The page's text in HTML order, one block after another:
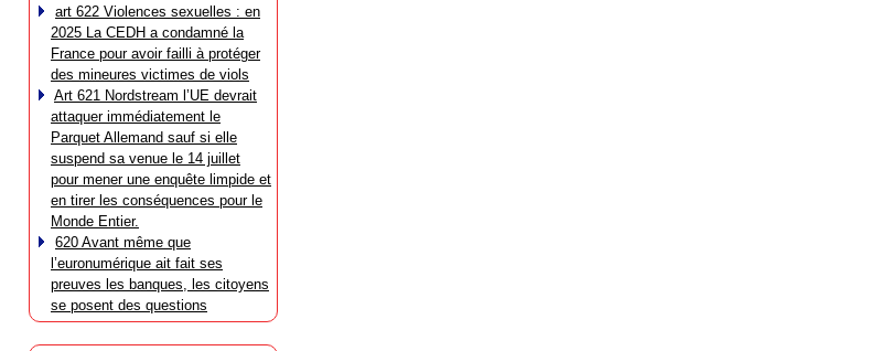
art 622 Violences sexuelles : en
2025 La CEDH a condamné la
France pour avoir failli à protéger
des mineures victimes de viols
Art 621 Nordstream l’UE devrait
attaquer immédiatement le
Parquet Allemand sauf si elle
suspend sa venue le 14 juillet
pour mener une enquête limpide et
en tirer les conséquences pour le
Monde Entier.
620 Avant même que
l’euronumérique ait fait ses
preuves les banques, les citoyens
se posent des questions